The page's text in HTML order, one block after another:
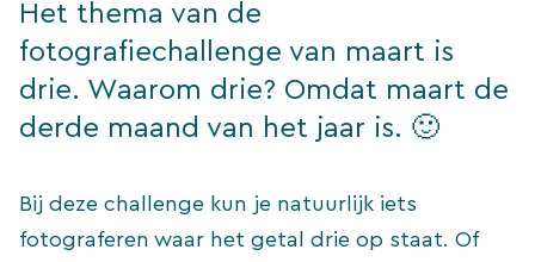
Het thema van de
fotografiechallenge van maart is
drie. Waarom drie? Omdat maart de
derde maand van het jaar is. 🙂
Bij deze challenge kun je natuurlijk iets
fotograferen waar het getal drie op staat. Of